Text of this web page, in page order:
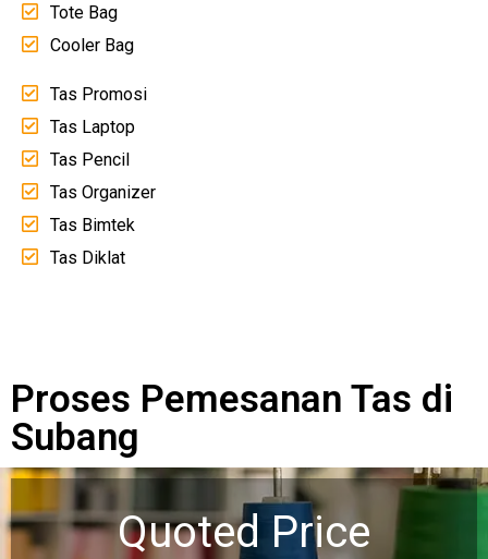
Tote Bag
Cooler Bag
Tas Promosi
Tas Laptop
Tas Pencil
Tas Organizer
Tas Bimtek
Tas Diklat
Proses Pemesanan Tas di
Subang
Quoted Price